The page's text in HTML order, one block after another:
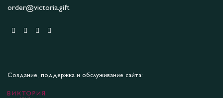
order@victoria.gift
Создание, поддержка и обслуживание сайта: